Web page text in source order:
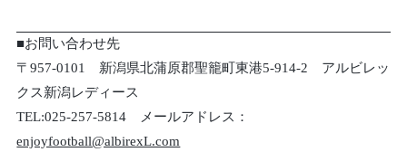
■お問い合わせ先
〒957-0101 新潟県北蒲原郡聖籠町東港5-914-2 アルビレッ
クス新潟レディース
TEL:025-257-5814 メールアドレス：
enjoyfootball@albirexL.com